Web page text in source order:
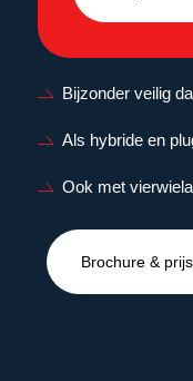
Bijzonder veilig
Als hybride en
Ook met
Brochure &